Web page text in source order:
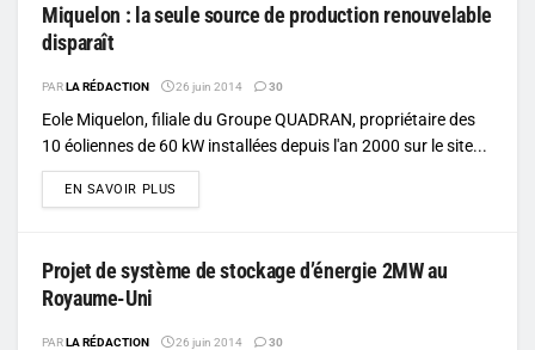
Miquelon : la seule source de production renouvelable
disparaît
PARLA RÉDACTION 26 juin 2014 30
Eole Miquelon, filiale du Groupe QUADRAN, propriétaire des
10 éoliennes de 60 kW installées depuis l'an 2000 sur le site...
EN SAVOIR PLUS
Projet de système de stockage d’énergie 2MW au
Royaume-Uni
PARLA RÉDACTION 26 juin 2014 30